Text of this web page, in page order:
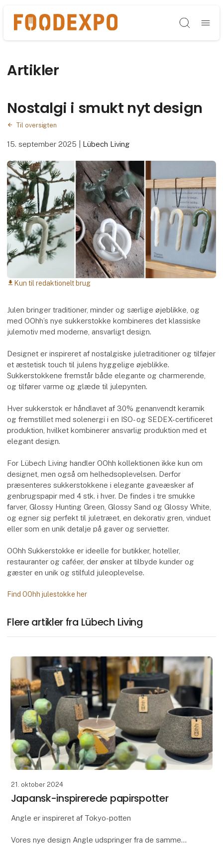
Søg
Artikler
Nostalgi i smukt nyt design
Til oversigten
15. september 2025 Lübech Living
download Kun til redaktionelt brug
Julen bringer traditioner, minder og særlige øjeblikke, og
med OOhh’s nye sukkerstokke kombineres det klassiske
julemotiv med moderne, ansvarligt design.
Designet er inspireret af nostalgiske juletraditioner og tilføjer
et æstetisk touch til julens hyggelige øjeblikke.
Sukkerstokkene fremstår både elegante og charmerende,
og tilfører varme og glæde til julepynten.
Hver sukkerstok er håndlavet af 30% genanvendt keramik
og fremstillet med solenergi i en ISO- og SEDEX-certificeret
produktion, hvilket kombinerer ansvarlig produktion med et
elegant design.
For Lübech Living handler OOhh kollektionen ikke kun om
designet, men også om helhedsoplevelsen. Derfor
præsenteres sukkerstokkene i elegante gaveæsker af
genbrugspapir med 4 stk. i hver. De findes i tre smukke
farver, Glossy Hunting Green, Glossy Sand og Glossy White,
og egner sig perfekt til juletræet, en dekorativ gren, vinduet
eller som en unik detalje på gaver og servietter.
OOhh Sukkerstokke er ideelle for butikker, hoteller,
restauranter og caféer, der ønsker at tilbyde kunder og
gæster en unik og stilfuld juleoplevelse.
Find OOhh julestokke her
Flere artikler fra Lübech Living
21. oktober 2024
Japansk-inspirerede papirspotter
Angle er inspireret af Tokyo-potten
Vores nye design Angle udspringer fra de samme